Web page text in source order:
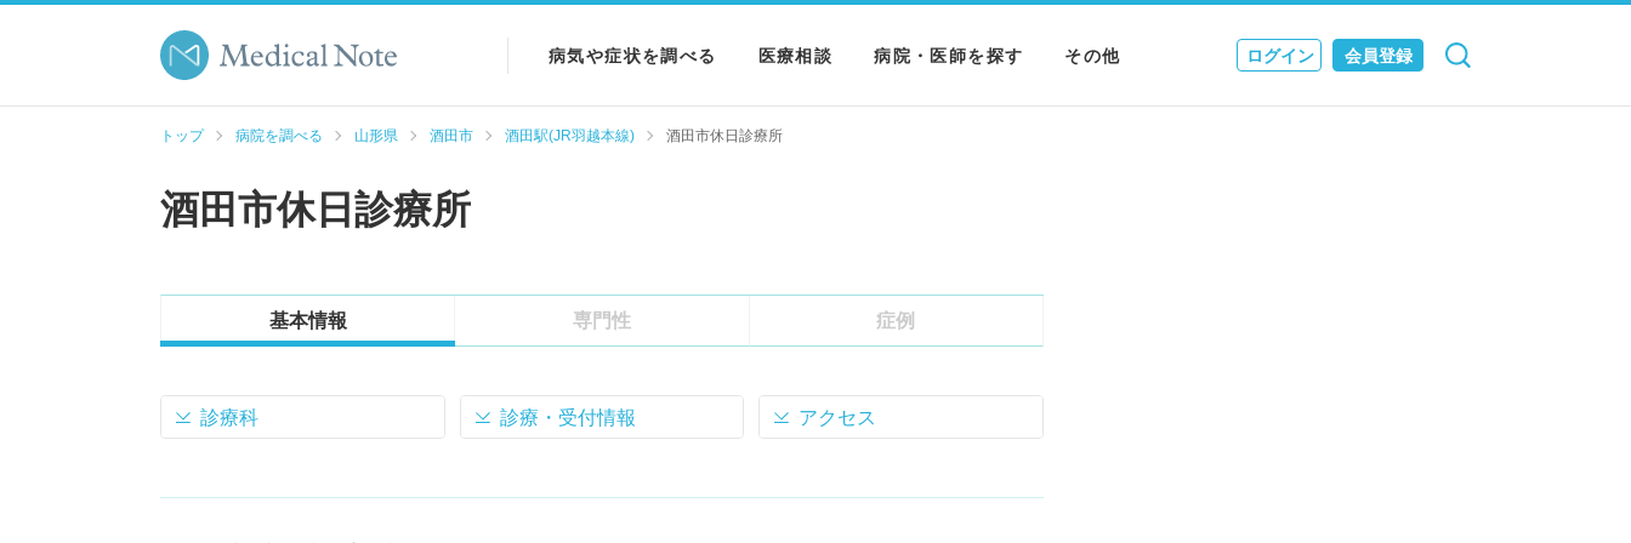
病気や症状を調べる 医療相談 病院・医師を探す その他 ログイン 会員登録
検索 キャンセル
トップ 病院を調べる 山形県 酒田市 酒田駅(JR羽越本線) 酒田市休日診療所
酒田市休日診療所
基本情報 専門性 症例
診療科 診療・受付情報 アクセス